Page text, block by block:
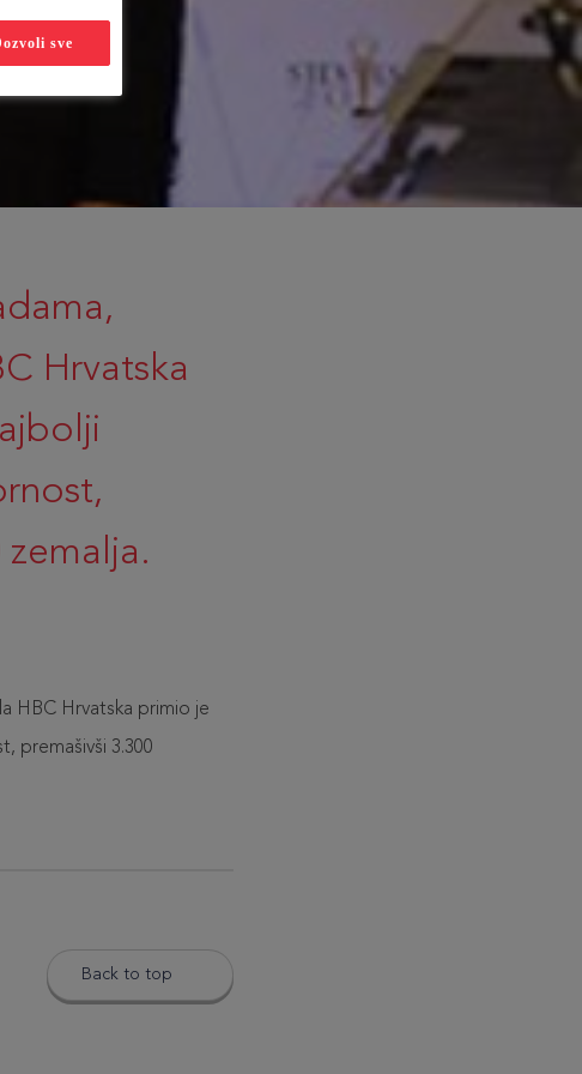
Hrvatska
HBC Hrvatska primio je
premašivši 3.300
Back to top
sve